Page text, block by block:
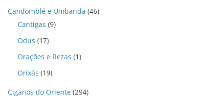
Candomblé e Umbanda (46)
Cantigas (9)
Odus (17)
Orações e Rezas (1)
Orixás (19)
Ciganos do Oriente (294)